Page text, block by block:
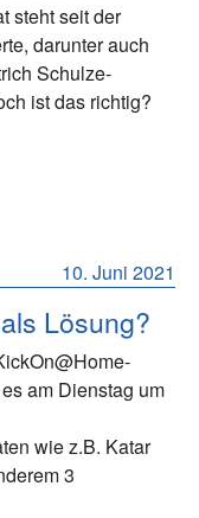
steht seit der
darunter auch
Schulze-
ist das richtig?
10. Juni 2021
Lösung?
am Dienstag um
wie z.B. Katar
3